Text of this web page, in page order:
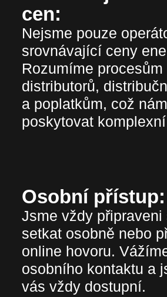
cen:
Nejsme pouze
srovnávající ceny
Rozumíme procesům
distributorů,
a poplatkům, což
poskytovat
Osobní přístup:
Jsme vždy připraveni
setkat osobně nebo
online hovoru.
osobního kontaktu a
vás vždy dostupní.